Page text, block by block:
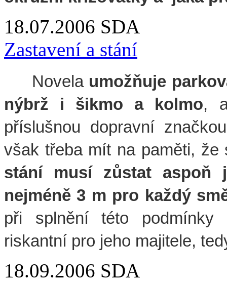
18.07.2006 SDA
Zastavení a stání
Novela umožňuje
nýbrž i šikmo a kolmo,
příslušnou dopravní
však třeba mít na paměti, že
stání musí zůstat aspoň
nejméně 3 m pro každý
při splnění této podmínky
riskantní pro jeho majitele,
18.09.2006 SDA